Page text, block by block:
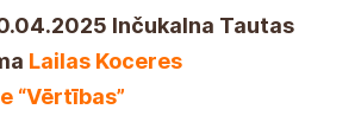
Inčukalna Tautas
Lailas Koceres
“Vērtības”